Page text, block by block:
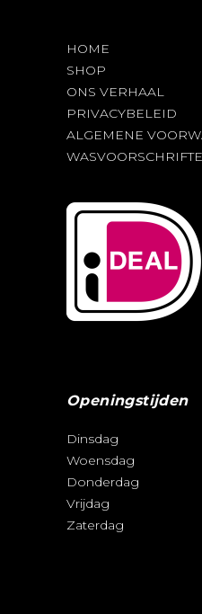
HOME
SHOP
ONS VERHAAL
PRIVACYBELEID
ALGEMENE
Openingstijden
Dinsdag
Woensdag
Donderdag
Vrijdag
Zaterdag